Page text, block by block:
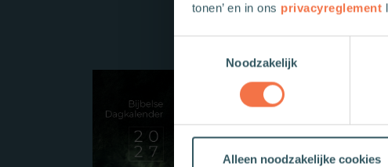
tonen’ en in ons privacyreglement
Noodzakelijk
Alleen noodzakelijke cookies